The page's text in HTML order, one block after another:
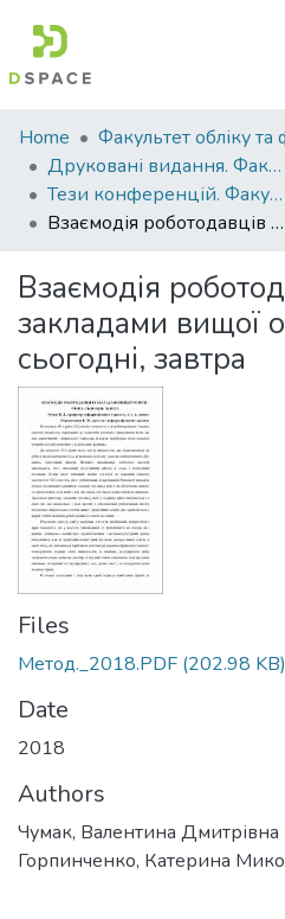
Communities
&
Collections
All of DSpace
Statistics
Home
Друковані видання. Факультет обліку та фінансів
Тези конференцій. Факультет обліку та фінансів
Взаємодія роботодавців із закладами вищої освіти: учора, сьогодні, завтра
Взаємодія
закладами вищої
сьогодні, завтра
Files
Метод._2018.PDF (202.98 KB)
Date
2018
Authors
Чумак, Валентина Дмитрівна
Горпинченко, Катерина